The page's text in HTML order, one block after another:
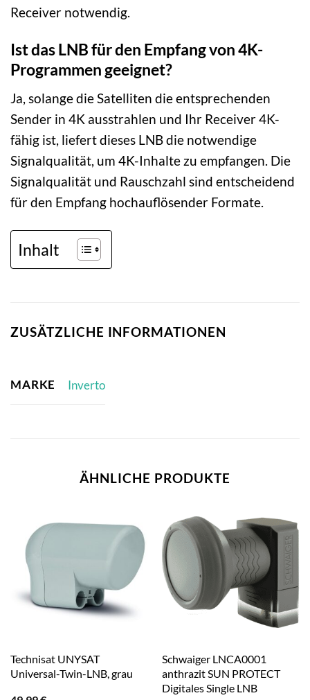
Receiver notwendig.
Ist das LNB für den Empfang von 4K-
Programmen geeignet?
Ja, solange die Satelliten die entsprechenden
Sender in 4K ausstrahlen und Ihr Receiver 4K-
fähig ist, liefert dieses LNB die notwendige
Signalqualität, um 4K-Inhalte zu empfangen. Die
Signalqualität und Rauschzahl sind entscheidend
für den Empfang hochauflösender Formate.
Inhalt
ZUSÄTZLICHE INFORMATIONEN
MARKE Inverto
ÄHNLICHE PRODUKTE
Technisat UNYSAT
Universal-Twin-LNB, grau
Schwaiger LNCA0001
anthrazit SUN PROTECT
Digitales Single LNB